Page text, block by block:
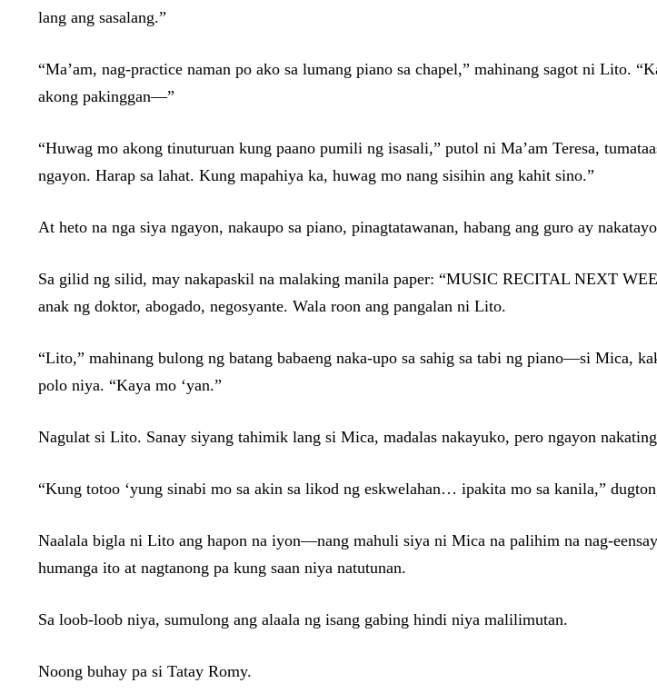
lang ang sasalang.”
“Ma’am, nag-practice naman po ako sa lumang piano sa chapel,” mahinang sagot ni Lito.
akong pakinggan—”
“Huwag mo akong tinuturuan kung paano pumili ng isasali,” putol ni Ma’am Teresa,
ngayon. Harap sa lahat. Kung mapahiya ka, huwag mo nang sisihin ang kahit sino.”
At heto na nga siya ngayon, nakaupo sa piano, pinagtatawanan, habang ang guro ay
Sa gilid ng silid, may nakapaskil na malaking manila paper: “MUSIC RECITAL NEXT
anak ng doktor, abogado, negosyante. Wala roon ang pangalan ni Lito.
“Lito,” mahinang bulong ng batang babaeng naka-upo sa sahig sa tabi ng piano—si Mica,
polo niya. “Kaya mo ‘yan.”
Nagulat si Lito. Sanay siyang tahimik lang si Mica, madalas nakayuko, pero ngayon
“Kung totoo ‘yung sinabi mo sa akin sa likod ng eskwelahan… ipakita mo sa kanila,”
Naalala bigla ni Lito ang hapon na iyon—nang mahuli siya ni Mica na palihim na nag-
humanga ito at nagtanong pa kung saan niya natutunan.
Sa loob-loob niya, sumulong ang alaala ng isang gabing hindi niya malilimutan.
Noong buhay pa si Tatay Romy.